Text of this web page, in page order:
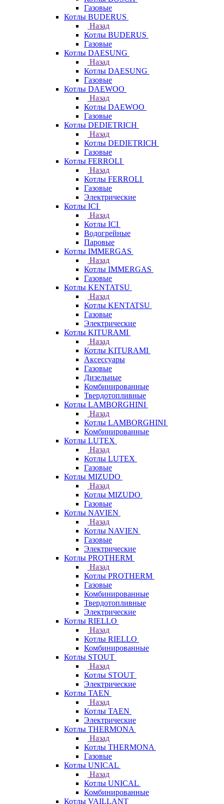
Газовые
Котлы BUDERUS
Назад
Котлы BUDERUS
Газовые
Котлы DAESUNG
Назад
Котлы DAESUNG
Газовые
Котлы DAEWOO
Назад
Котлы DAEWOO
Газовые
Котлы DEDIETRICH
Назад
Котлы DEDIETRICH
Газовые
Котлы FERROLI
Назад
Котлы FERROLI
Газовые
Электрические
Котлы ICI
Назад
Котлы ICI
Водогрейные
Паровые
Котлы IMMERGAS
Назад
Котлы IMMERGAS
Газовые
Котлы KENTATSU
Назад
Котлы KENTATSU
Газовые
Электрические
Котлы KITURAMI
Назад
Котлы KITURAMI
Аксессуары
Газовые
Дизельные
Комбинированные
Твердотопливные
Котлы LAMBORGHINI
Назад
Котлы LAMBORGHINI
Комбинированные
Котлы LUTEX
Назад
Котлы LUTEX
Газовые
Котлы MIZUDO
Назад
Котлы MIZUDO
Газовые
Котлы NAVIEN
Назад
Котлы NAVIEN
Газовые
Электрические
Котлы PROTHERM
Назад
Котлы PROTHERM
Газовые
Комбинированные
Твердотопливные
Электрические
Котлы RIELLO
Назад
Котлы RIELLO
Комбинированные
Котлы STOUT
Назад
Котлы STOUT
Электрические
Котлы TAEN
Назад
Котлы TAEN
Электрические
Котлы THERMONA
Назад
Котлы THERMONA
Газовые
Котлы UNICAL
Назад
Котлы UNICAL
Комбинированные
Котлы VAILLANT